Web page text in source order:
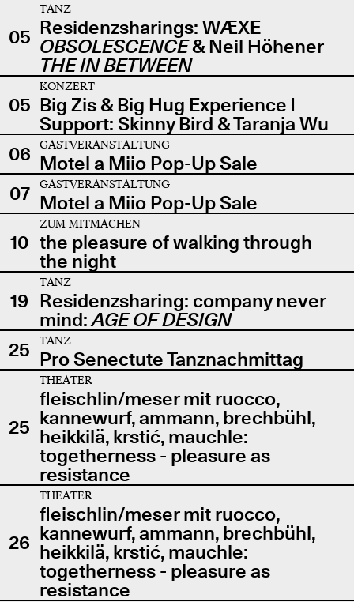
05
TANZ
Residenzsharings: WÆXE
OBSOLESCENCE& Neil Höhener
THE IN BETWEEN
05
KONZERT
Big Zis & Big Hug Experience |
Support: Skinny Bird & Taranja Wu
06
GASTVERANSTALTUNG
Motel a Miio Pop-Up Sale
07
GASTVERANSTALTUNG
Motel a Miio Pop-Up Sale
10
ZUM MITMACHEN
the pleasure of walking through
the night
19
TANZ
Residenzsharing: company never
mind:AGE OF DESIGN
25
TANZ
Pro Senectute Tanznachmittag
25
THEATER
fleischlin/meser mit ruocco,
kannewurf, ammann, brechbühl,
heikkilä, krstić, mauchle:
togetherness - pleasure as
resistance
26
THEATER
fleischlin/meser mit ruocco,
kannewurf, ammann, brechbühl,
heikkilä, krstić, mauchle:
togetherness - pleasure as
resistance